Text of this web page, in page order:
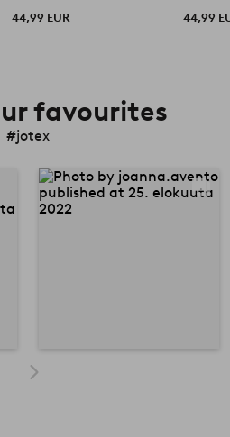
44,99 EUR
44,99
favourites
#jotex